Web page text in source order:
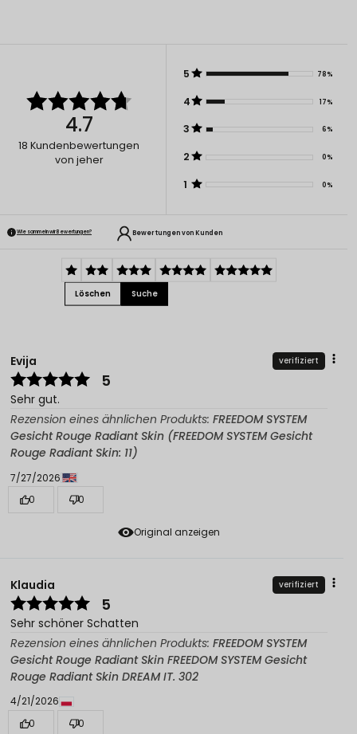
4.7
18 Kundenbewertungen
von jeher
5 78%
4 17%
3 6%
2 0%
1 0%
Wie sammeln wir Bewertungen? Bewertungen von Kunden
Löschen Suche
Original anzeigen
Evija verifiziert
5
Sehr gut.
Rezension eines ähnlichen Produkts: FREEDOM SYSTEM
Gesicht Rouge Radiant Skin (FREEDOM SYSTEM Gesicht
Rouge Radiant Skin: 11)
7/27/2026
0
0
Klaudia verifiziert
5
Sehr schöner Schatten
Rezension eines ähnlichen Produkts: FREEDOM SYSTEM
Gesicht Rouge Radiant Skin FREEDOM SYSTEM Gesicht
Rouge Radiant Skin DREAM IT. 302
4/21/2026
0
0